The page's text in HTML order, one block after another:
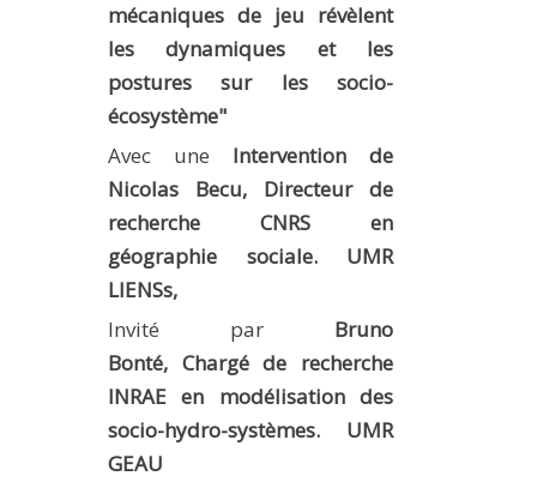
NOTES THÉMATIQUES
mécaniques de jeu révèlent
les dynamiques et les
postures sur les socio-
écosystème"
Avec une
Intervention de
Nicolas Becu, Directeur de
recherche CNRS en
géographie sociale. UMR
LIENSs,
Invité par Bruno
Bonté, Chargé de recherche
INRAE en modélisation des
socio-hydro-systèmes. UMR
GEAU